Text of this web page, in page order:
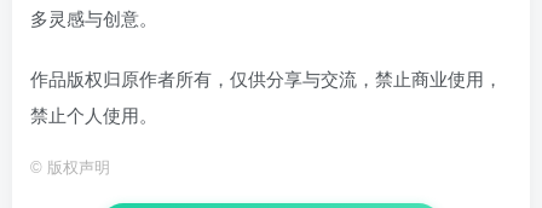
多灵感与创意。
作品版权归原作者所有，仅供分享与交流，禁止商业使用，
禁止个人使用。
© 版权声明